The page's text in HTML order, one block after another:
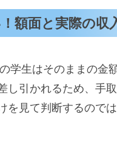
額面と実際の収
学生はそのままの金
し引かれるため、手
を見て判断するので